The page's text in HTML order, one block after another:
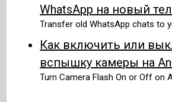
WhatsApp на новый
Transfer old WhatsApp chats to
Как включить или
вспышку камеры на
Turn Camera Flash On or Off on